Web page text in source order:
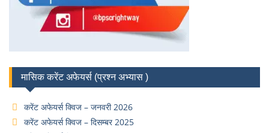
मासिक करेंट अफेयर्स (प्रश्न अभ्यास )
करेंट अफेयर्स क्विज – जनवरी 2026
करेंट अफेयर्स क्विज – दिसम्बर 2025